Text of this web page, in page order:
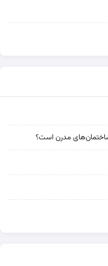
مدرن است؟